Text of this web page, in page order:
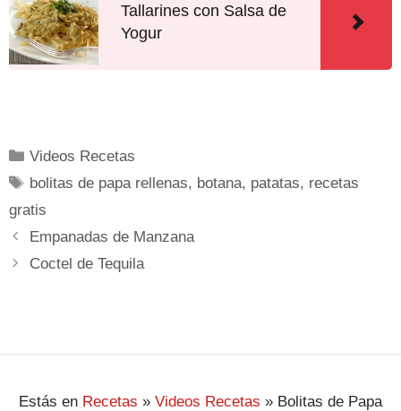
Tallarines con Salsa de
Yogur
Videos Recetas
bolitas de papa rellenas, botana, patatas, recetas
gratis
Empanadas de Manzana
Coctel de Tequila
Estás en Recetas » Videos Recetas » Bolitas de Papa